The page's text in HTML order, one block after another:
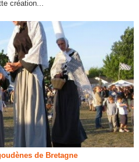
création...
de Bretagne